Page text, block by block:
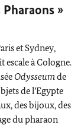
Pharaons »
etSydney,
escale à Cologne.
Odysseum de
de l’Egypte
des bijoux, des
du pharaon